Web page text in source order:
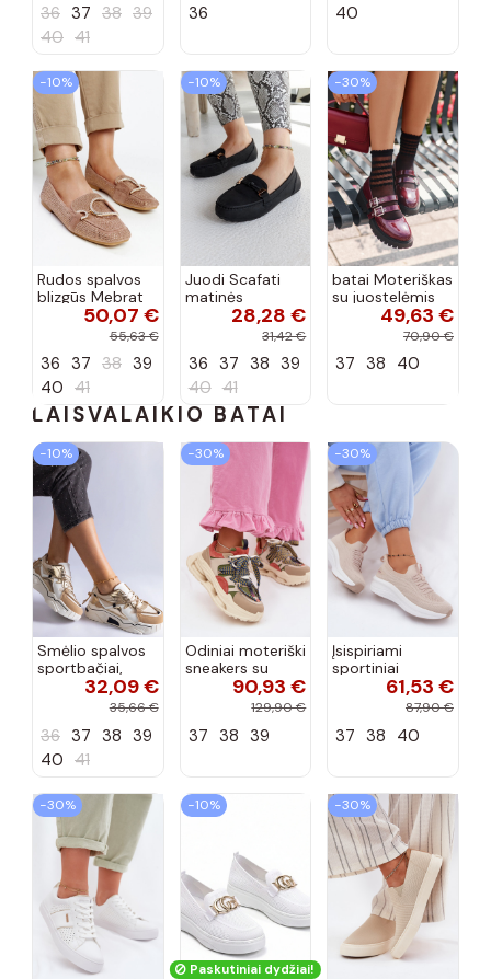
36 37 38 39
40 41
36 40
−10%
Rudos spalvos
blizgūs Mebrat
bateliai50,07 €
55,63 €
36 37 38 39
40 41
−10%
Juodi Scafati
matinės
apdailos bateliai
28,28 €
31,42 €
36 37 38 39
40 41
−30%
batai Moteriškas
su juostelėmis
su lako efektu
bordo spalvos
49,63 €
70,90 €
37 38 40
LAISVALAIKIO BATAI
−10%
Smėlio spalvos
sportbačiai,
dekoruoti Valdez
cirkonio virvele
32,09 €
35,66 €
36 37 38 39
40 41
−30%
Odiniai moteriški
sneakers su
platforma D&A
CR61-3133
90,93 €
129,90 €
37 38 39
−30%
Įsispiriami
sportiniai
bateliai Kobbo
102425 smėlio
61,53 €
87,90 €
37 38 40
−30% −10%
Paskutiniai dydžiai!
−30%